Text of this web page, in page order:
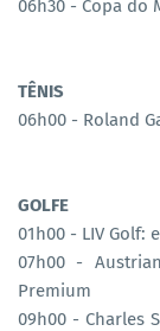
06h30 - Copa do
TÊNIS
06h00 - Roland
GOLFE
01h00 - LIV Golf:
07h00 -
Premium
09h00 - Charles